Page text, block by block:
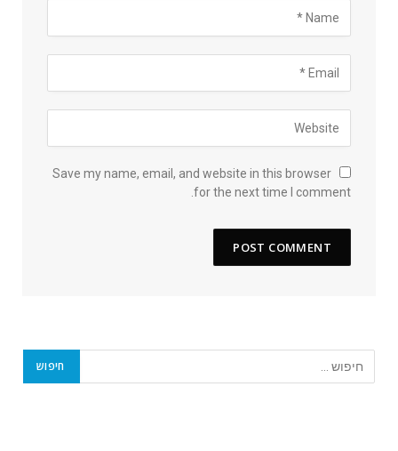
Save my name, email, and website in this browser
for the next time I comment.